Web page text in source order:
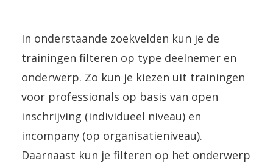
In onderstaande zoekvelden kun je de
trainingen filteren op type deelnemer en
onderwerp. Zo kun je kiezen uit trainingen
voor professionals op basis van open
inschrijving (individueel niveau) en
incompany (op organisatieniveau).
Daarnaast kun je filteren op het onderwerp